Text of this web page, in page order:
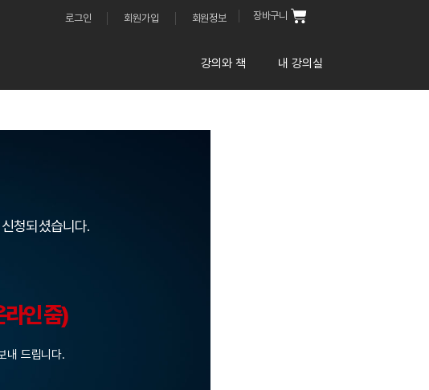
로그인 회원가입 회원정보 Cart
강의와 책 내 강의실
청되셨습니다.
인 줌)
내 드립니다.